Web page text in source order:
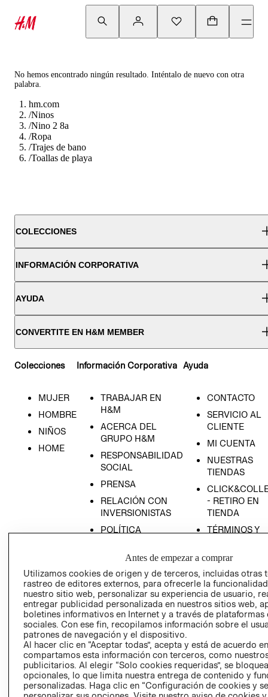
No hemos encontrado ningún resultado. Inténtalo de nuevo con otra
palabra.
hm.com
/Ninos
/Nino 2 8a
/Ropa
/Trajes de bano
/Toallas de playa
COLECCIONES
INFORMACIÓN CORPORATIVA
AYUDA
CONVERTITE EN H&M MEMBER
Colecciones
MUJER
HOMBRE
NIÑOS
HOME
Información Corporativa
TRABAJAR EN
H&M
ACERCA DEL
GRUPO H&M
RESPONSABILIDAD
SOCIAL
PRENSA
RELACIÓN CON
INVERSIONISTAS
POLÍTICA
Ayuda
CONTACTO
SERVICIO AL
CLIENTE
MI CUENTA
NUESTRAS
TIENDAS
- RETIRO EN
TIENDA
TÉRMINOS Y
AVISO DE
PRIVACIDAD
GIFT CARD
AVISO DE
COOKIES
Antes de empezar a comprar
Utilizamos cookies de origen y de terceros, incluidas otras
rastreo de editores externos, para ofrecerle la
nuestro sitio web, personalizar su experiencia de usuario,
entregar publicidad personalizada en nuestros sitios web,
boletines informativos en Internet y a través de plataformas
sociales. Con ese fin, recopilamos información sobre el
patrones de navegación y el dispositivo.
Al hacer clic en “Aceptar todas”, acepta y está de acuerdo
compartamos esta información con terceros, como
publicitarios. Al elegir “Solo cookies requeridas”, se
opcionales, lo que limita nuestra entrega de contenido y
personalizadas. Haga clic en “Configuración de cookies y